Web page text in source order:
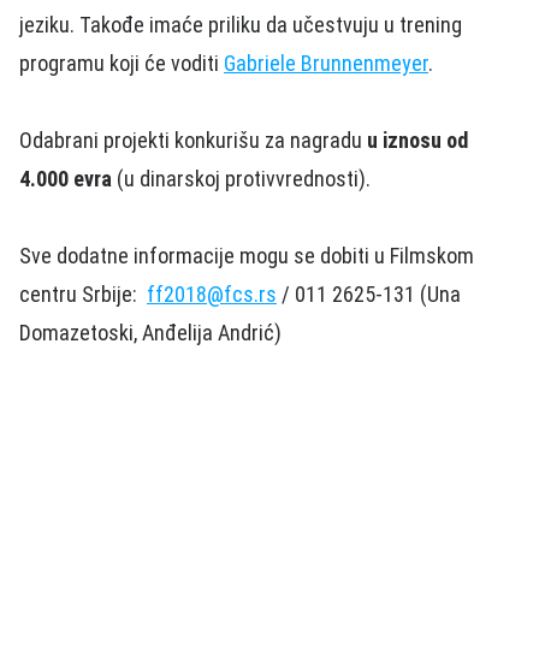
jeziku. Takođe imaće priliku da učestvuju u trening
programu koji će voditi Gabriele Brunnenmeyer.
Odabrani projekti konkurišu za nagradu u iznosu od
4.000 evra (u dinarskoj protivvrednosti).
Sve dodatne informacije mogu se dobiti u Filmskom
centru Srbije: ff2018@fcs.rs / 011 2625-131 (Una
Domazetoski, Anđelija Andrić)